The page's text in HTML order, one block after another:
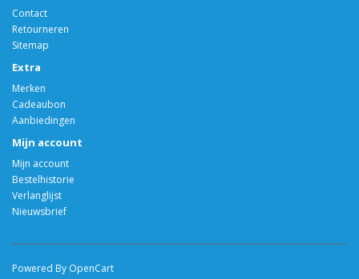
Contact
Retourneren
Sitemap
Extra
Merken
Cadeaubon
Aanbiedingen
Mijn account
Mijn account
Bestelhistorie
Verlanglijst
Nieuwsbrief
Powered By OpenCart